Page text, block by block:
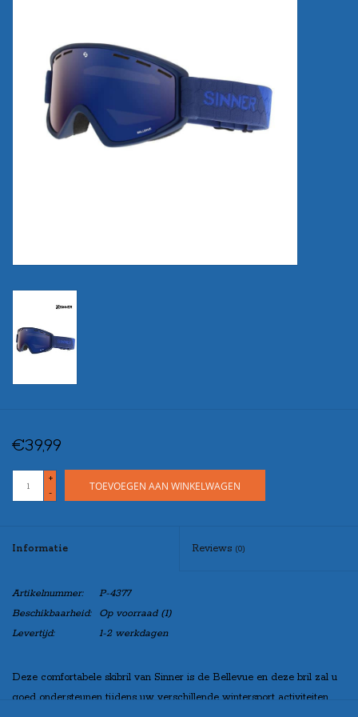
€39,99
+
-
TOEVOEGEN AAN WINKELWAGEN
Informatie Reviews (0)
Artikelnummer:
P-4377
Beschikbaarheid:
Op voorraad(1)
Levertijd:
1-2 werkdagen
Deze comfortabele skibril van Sinner is de Bellevue en deze bril zal u
goed ondersteunen tijdens uw verschillende wintersport activiteiten.